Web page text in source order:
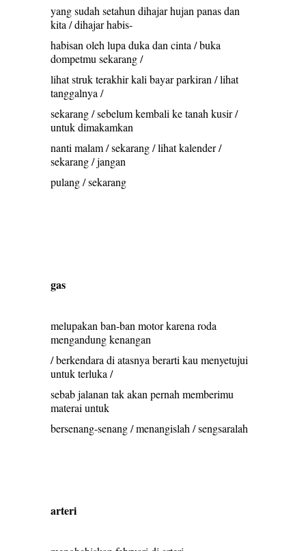
yang sudah setahun dihajar hujan panas dan
kita / dihajar habis-
habisan oleh lupa duka dan cinta / buka
dompetmu sekarang /
lihat struk terakhir kali bayar parkiran / lihat
tanggalnya /
sekarang / sebelum kembali ke tanah kusir /
untuk dimakamkan
nanti malam / sekarang / lihat kalender /
sekarang / jangan
pulang / sekarang
gas
melupakan ban-ban motor karena roda
mengandung kenangan
/ berkendara di atasnya berarti kau menyetujui
untuk terluka /
sebab jalanan tak akan pernah memberimu
materai untuk
bersenang-senang / menangislah / sengsaralah
arteri